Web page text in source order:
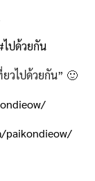
ไปด้วยกัน
วไปด้วยกัน” 🙂
paikondieow/